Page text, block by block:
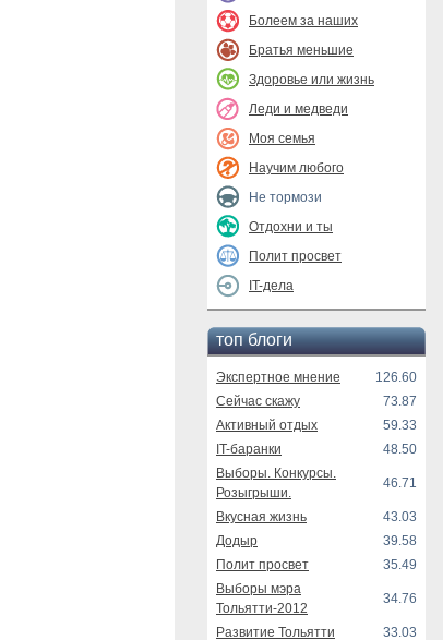
Болеем за наших
Братья меньшие
Здоровье или жизнь
Леди и медведи
Моя семья
Научим любого
Не тормози
Отдохни и ты
Полит просвет
IT-дела
топ блоги
Экспертное мнение
126.60
Сейчас скажу
73.87
Активный отдых
59.33
IT-баранки
48.50
Выборы. Конкурсы.
Розыгрыши.
46.71
Вкусная жизнь
43.03
Додыр
39.58
Полит просвет
35.49
Выборы мэра
Тольятти-2012
34.76
Развитие Тольятти 33.03